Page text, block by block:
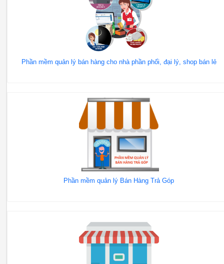
Phần mềm quản lý bán hàng cho nhà phần phối, đại lý, shop bán lẻ
Phần mềm quản lý Bán Hàng Trả Góp